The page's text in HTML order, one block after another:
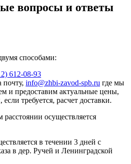
вопросы и ответы
способами:
612-08-93
почту, info@zhbi-zavod-spb.ru где мы
и предоставим актуальные цены,
требуется, расчет доставки.
осуществляется
в течении 3 дней с
в дер. Ручей и Ленинградской